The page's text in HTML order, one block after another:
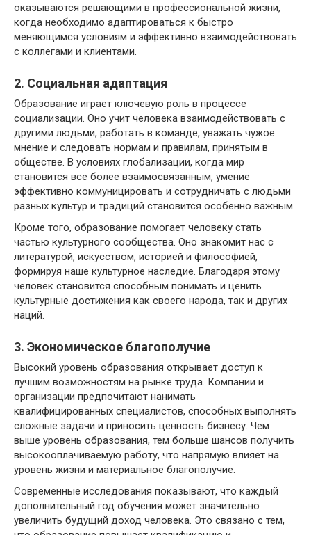
оказываются решающими в профессиональной жизни,
когда необходимо адаптироваться к быстро
меняющимся условиям и эффективно взаимодействовать
с коллегами и клиентами.
2. Социальная адаптация
Образование играет ключевую роль в процессе
социализации. Оно учит человека взаимодействовать с
другими людьми, работать в команде, уважать чужое
мнение и следовать нормам и правилам, принятым в
обществе. В условиях глобализации, когда мир
становится все более взаимосвязанным, умение
эффективно коммуницировать и сотрудничать с людьми
разных культур и традиций становится особенно важным.
Кроме того, образование помогает человеку стать
частью культурного сообщества. Оно знакомит нас с
литературой, искусством, историей и философией,
формируя наше культурное наследие. Благодаря этому
человек становится способным понимать и ценить
культурные достижения как своего народа, так и других
наций.
3. Экономическое благополучие
Высокий уровень образования открывает доступ к
лучшим возможностям на рынке труда. Компании и
организации предпочитают нанимать
квалифицированных специалистов, способных выполнять
сложные задачи и приносить ценность бизнесу. Чем
выше уровень образования, тем больше шансов получить
высокооплачиваемую работу, что напрямую влияет на
уровень жизни и материальное благополучие.
Современные исследования показывают, что каждый
дополнительный год обучения может значительно
увеличить будущий доход человека. Это связано с тем,